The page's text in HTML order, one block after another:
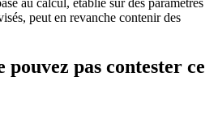
au calcul, établie sur des paramètres
peut en revanche contenir des
pouvez pas contester ce